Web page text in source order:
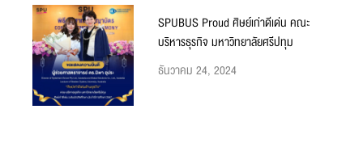
SPUBUS Proud ศิษย์เก่าดีเด่น คณะ
บริหารธุรกิจ มหาวิทยาลัยศรีปทุม
ธันวาคม 24, 2024